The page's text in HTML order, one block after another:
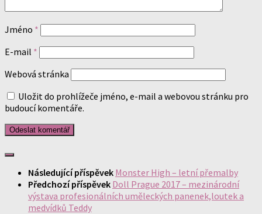
Jméno *
E-mail *
Webová stránka
Uložit do prohlížeče jméno, e-mail a webovou stránku pro
budoucí komentáře.
Následující příspěvek Monster High – letní přemalby
Předchozí příspěvek Doll Prague 2017 – mezinárodní
výstava profesionálních uměleckých panenek,loutek a
medvídků Teddy